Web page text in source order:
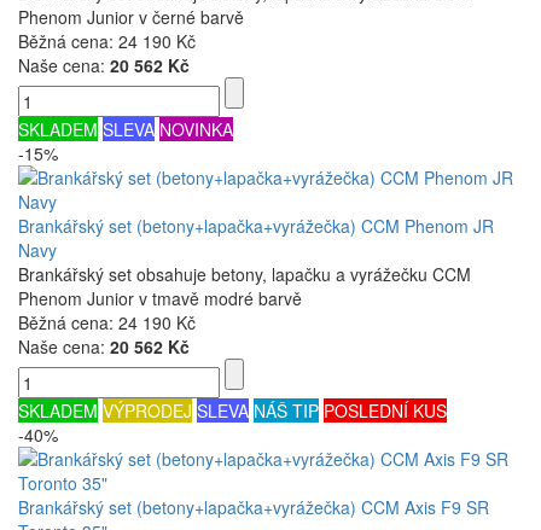
Phenom Junior v černé barvě
Běžná cena: 24 190 Kč
Naše cena: 20 562 Kč
SKLADEM SLEVA NOVINKA
-15%
Brankářský set (betony+lapačka+vyrážečka) CCM Phenom JR
Navy
Brankářský set obsahuje betony, lapačku a vyrážečku CCM
Phenom Junior v tmavě modré barvě
Běžná cena: 24 190 Kč
Naše cena: 20 562 Kč
SKLADEM VÝPRODEJ SLEVA NÁŠ TIP POSLEDNÍ KUS
-40%
Brankářský set (betony+lapačka+vyrážečka) CCM Axis F9 SR